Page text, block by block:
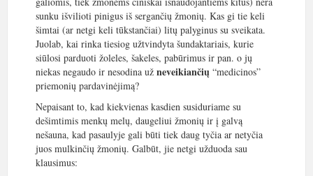
sunku išvilioti pinigus iš sergančių žmonių. Kas gi tie keli
šimtai (ar netgi keli tūkstančiai) litų palyginus su sveikata.
Juolab, kai rinka tiesiog užtvindyta šundaktariais, kurie
siūlosi parduoti žoleles, šakeles, pabūrimus ir pan. o jų
niekas negaudo ir nesodina už neveikiančių “medicinos”
priemonių pardavinėjimą?
Nepaisant to, kad kiekvienas kasdien susiduriame su
dešimtimis menkų melų, daugeliui žmonių ir į galvą
nešauna, kad pasaulyje gali būti tiek daug tyčia ar netyčia
juos mulkinčių žmonių. Galbūt, jie netgi užduoda sau
klausimus: